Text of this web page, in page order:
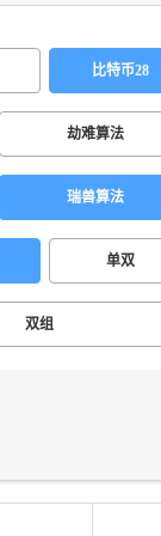
比特币28
劫难算法
瑞兽算法
单双
双组